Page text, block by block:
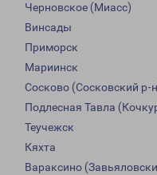
Черновское (Миасс)
Винсады
Приморск
Мариинск
Сосково (Сосковский р-
Подлесная Тавла
Теучежск
Кяхта
Вараксино